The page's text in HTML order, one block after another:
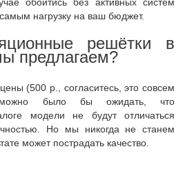
нагрузку на ваш бюджет.
решётки в
предлагаем?
(500 р., согласитесь, это совсем
можно было бы ожидать, что
модели не будут отличаться
Но мы никогда не станем
может пострадать качество.